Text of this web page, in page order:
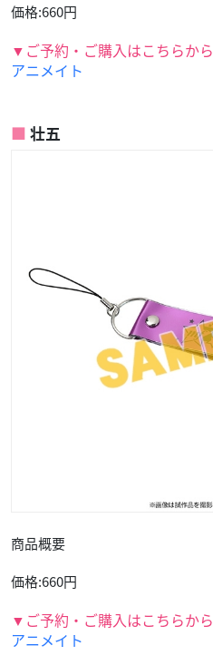
価格:660円
▼ご予約・ご購入はこちらから
アニメイト
壮五
商品概要
価格:660円
▼ご予約・ご購入はこちらから
アニメイト